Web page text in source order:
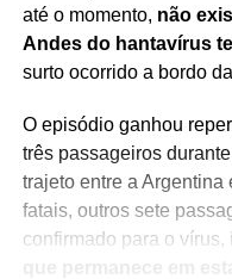
até o momento, não
Andes do hantavírus
surto ocorrido a bordo
O episódio ganhou
três passageiros
trajeto entre a Argentina
fatais, outros sete
confirmado para o vírus,